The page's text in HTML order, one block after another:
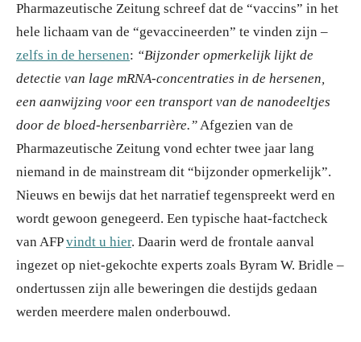
Pharmazeutische Zeitung schreef dat de “vaccins” in het
hele lichaam van de “gevaccineerden” te vinden zijn –
zelfs in de hersenen: “Bijzonder opmerkelijk lijkt de
detectie van lage mRNA-concentraties in de hersenen,
een aanwijzing voor een transport van de nanodeeltjes
door de bloed-hersenbarrière.”Afgezien van de
Pharmazeutische Zeitung vond echter twee jaar lang
niemand in de mainstream dit “bijzonder opmerkelijk”.
Nieuws en bewijs dat het narratief tegenspreekt werd en
wordt gewoon genegeerd. Een typische haat-factcheck
van AFPvindt u hier. Daarin werd de frontale aanval
ingezet op niet-gekochte experts zoals Byram W. Bridle –
ondertussen zijn alle beweringen die destijds gedaan
werden meerdere malen onderbouwd.